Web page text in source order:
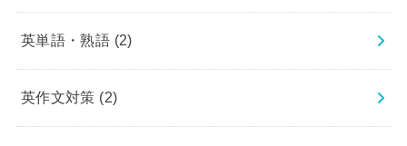
英単語・熟語 (2)
英作文対策 (2)